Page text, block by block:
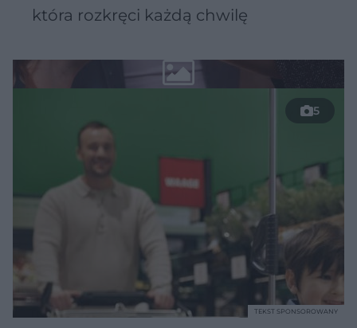
która rozkręci każdą chwilę
5
TEKST SPONSOROWANY